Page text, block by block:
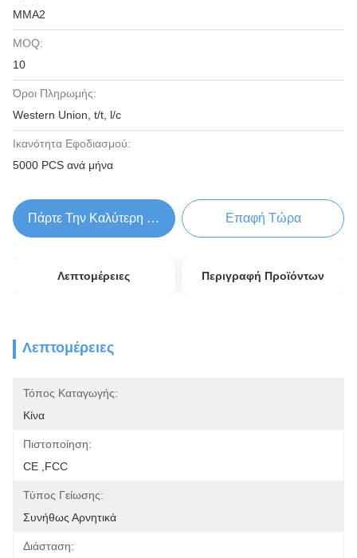
ΜΜΑ2
MOQ:
10
Όροι Πληρωμής:
Western Union, t/t, l/c
Ικανότητα Εφοδιασμού:
5000 PCS ανά μήνα
Πάρτε Την Καλύτερη Τιμή Επαφή Τώρα
Λεπτομέρειες Περιγραφή Προϊόντων
Λεπτομέρειες
Τόπος Καταγωγής:
Κίνα
Πιστοποίηση:
CE ,FCC
Τύπος Γείωσης:
Συνήθως Αρνητικά
Διάσταση: